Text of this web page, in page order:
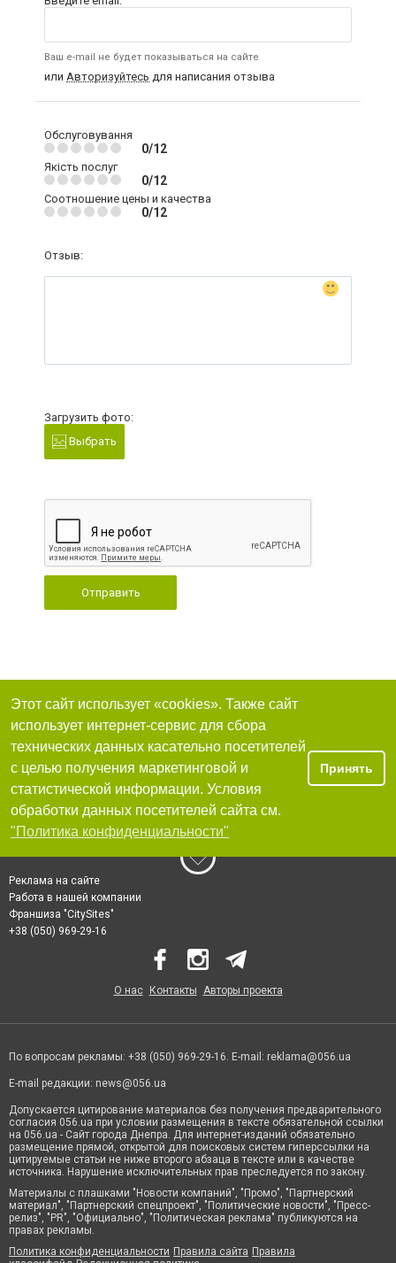
Ваш e-mail не будет показываться на сайте
или Авторизуйтесь для написания отзыва
Обслуговування
0/12
Якість послуг
0/12
Соотношение цены и качества
0/12
Отзыв:
Загрузить фото:
Выбрать
Отправить
Этот сайт использует «cookies». Также сайт
использует интернет-сервис для сбора
технических данных касательно посетителей
с целью получения маркетинговой и
статистической информации. Условия
обработки данных посетителей сайта см.
"Политика конфиденциальности"
Принять
Реклама на сайте
Работа в нашей компании
Франшиза "CitySites"
+38 (050) 969-29-16
О нас Контакты Авторы проекта
По вопросам рекламы: +38 (050) 969-29-16. E-mail: reklama@056.ua
E-mail редакции: news@056.ua
Допускается цитирование материалов без получения предварительного
согласия 056.ua при условии размещения в тексте обязательной ссылки
на 056.ua - Сайт города Днепра. Для интернет-изданий обязательно
размещение прямой, открытой для поисковых систем гиперссылки на
цитируемые статьи не ниже второго абзаца в тексте или в качестве
источника. Нарушение исключительных прав преследуется по закону.
Материалы с плашками "Новости компаний", "Промо", "Партнерский
материал", "Партнерский спецпроект", "Политические новости", "Пресс-
релиз", "PR", "Официально", "Политическая реклама" публикуются на
правах рекламы.
Политика конфиденциальности Правила сайта Правила